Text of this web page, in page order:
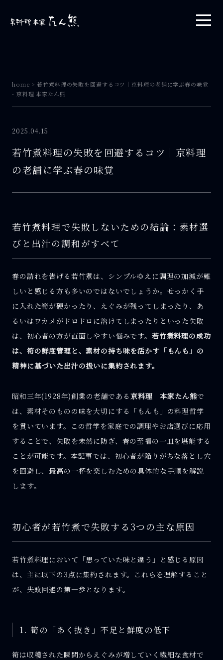
home >若竹煮料理の失敗を回避するコツ｜京料理の老舗に学ぶ春の味覚
- 京料理 本家たん熊
2025.04.15
若竹煮料理の失敗を回避するコツ｜京料理
の老舗に学ぶ春の味覚
若竹煮料理で失敗しないための結論：素材選
びと出汁の調和がすべて
春の訪れを告げる若竹煮は、シンプルゆえに調理の加減が難
しいと感じる方も多いのではないでしょうか。せっかく手
に入れた筍が硬かったり、えぐみが残ってしまったり、あ
るいはワカメがドロドロに溶けてしまったりといった失敗
は、初心者の方が直面しやすい悩みです。 若竹煮料理の成功
は、筍の鮮度管理と、素材の持ち味を活かす「もんも」の
精神に基づいた出汁の扱いに集約されます。
昭和三年(1928年)創業の老舗である 京料理 本家たん熊で
は、素材そのものの味を大切にする「もんも」の料理哲学
を貫いています。この哲学を家庭での調理やお店選びに応用
することで、失敗を未然に防ぎ、春の至福の一皿を堪能する
ことが可能です。本記事では、初心者が陥りがちな落とし穴
を回避し、最高の一杯を楽しむための具体的な手順を解説
します。
初心者が若竹煮で失敗する3つの主な原因
若竹煮料理において「思っていた味と違う」と感じる原因
は、主に以下の3点に集約されます。これらを理解すること
が、失敗回避の第一歩となります。
1. 筍の「あく抜き」不足と鮮度の低下
筍は収穫された瞬間からえぐみが増していく繊細な食材で